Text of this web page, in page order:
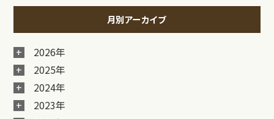
月別アーカイブ
2026年
2025年
2024年
2023年